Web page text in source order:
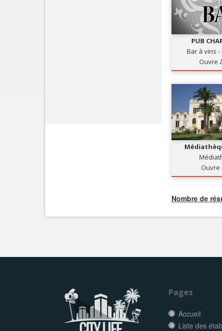
PUB
Bar à vins -
Ouvre
Ouvre
Nombre de
Pages
Accueil
Liste des